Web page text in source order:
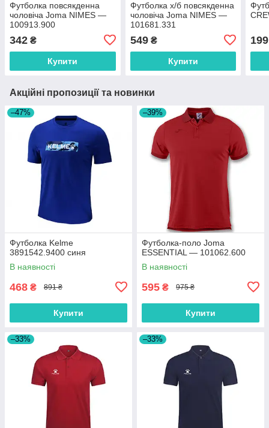
Футболка повсякденна
чоловіча Joma NIMES —
100913.900
342 ₴
Купити
Футболка х/б повсякденна
чоловіча Joma NIMES —
101681.331
549₴
Купити
199
Акційні пропозиції та новинки
–47%
Футболка Kelme
3891542.9400 синя
В наявності
468 ₴ 891 ₴
Купити
–39%
Футболка-поло Joma
ESSENTIAL — 101062.600
В наявності
595 ₴ 975 ₴
Купити
–33% –33%